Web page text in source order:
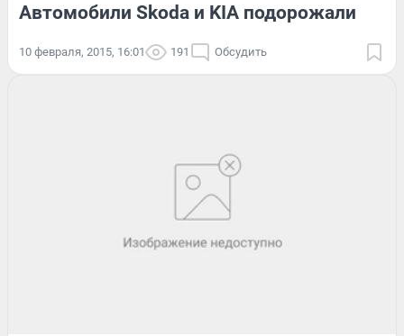
Автомобили Skoda и KIA подорожали
10 февраля, 2015, 16:01 191 Обсудить